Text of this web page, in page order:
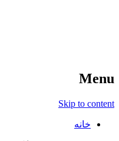
Menu
Skip to content
خانه